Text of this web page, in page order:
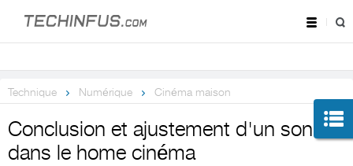
Technique Numérique Cinéma maison
Conclusion et ajustement d'un son
dans le home cinéma